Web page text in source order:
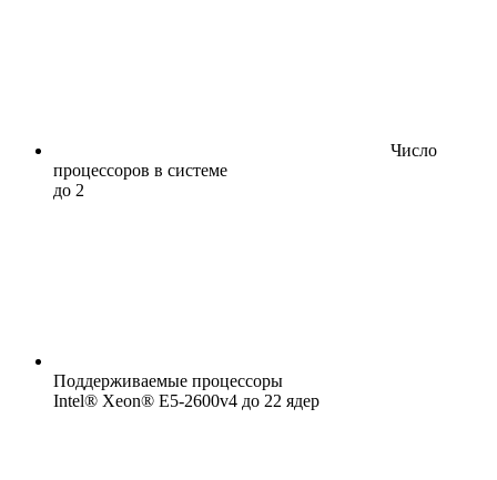
Число
процессоров в системе
до 2
Поддерживаемые процессоры
Intel® Xeon® E5-2600v4 до 22 ядер